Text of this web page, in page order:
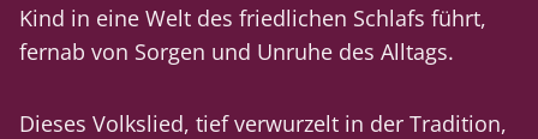
Kind in eine Welt des friedlichen Schlafs führt,
fernab von Sorgen und Unruhe des Alltags.
Dieses Volkslied, tief verwurzelt in der Tradition,